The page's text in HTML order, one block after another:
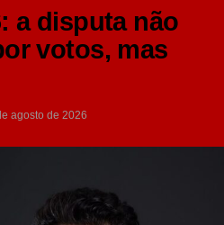
a disputa não
votos, mas
agosto de 2026